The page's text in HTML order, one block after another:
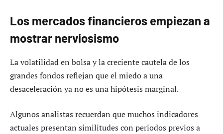
Los mercados financieros empiezan a
mostrar nerviosismo
La volatilidad en bolsa y la creciente cautela de los
grandes fondos reflejan que el miedo a una
desaceleración ya no es una hipótesis marginal.
Algunos analistas recuerdan que muchos indicadores
actuales presentan similitudes con periodos previos a